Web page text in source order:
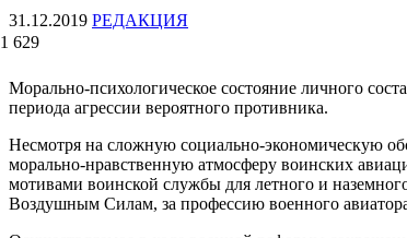
31.12.2019 РЕДАКЦИЯ
1 629
Морально-психологическое состояние личного
периода агрессии вероятного противника.
Несмотря на сложную социально-экономическую
морально-нравственную атмосферу воинских
мотивами воинской службы для летного и
Воздушным Силам, за профессию военного